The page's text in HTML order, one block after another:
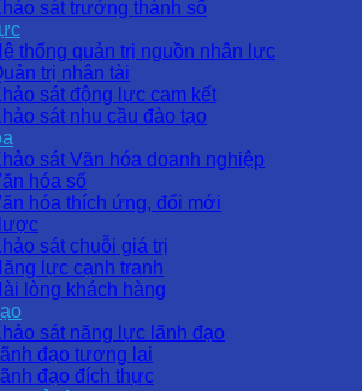
sát trưởng thành số
thống quản trị nguồn nhân lực
trị nhân tài
sát động lực cam kết
sát nhu cầu đào tạo
sát Văn hóa doanh nghiệp
hóa số
hóa thích ứng, đổi mới
sát chuỗi giá trị
lực cạnh tranh
lòng khách hàng
sát năng lực lãnh đạo
đạo tương lai
đạo đích thực